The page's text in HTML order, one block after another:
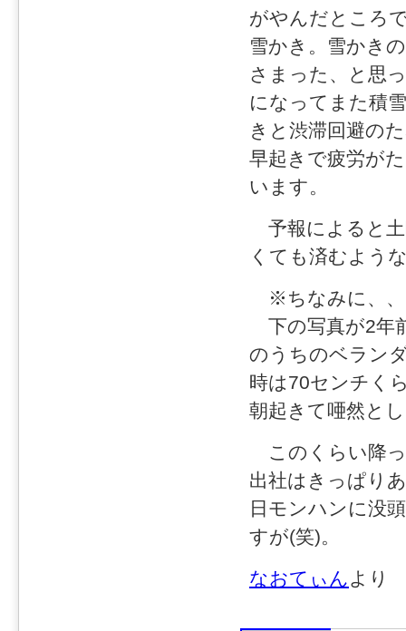
がやんだところ
雪かき。雪かき
さまった、と思
になってまた積
きと渋滞回避の
早起きで疲労が
います。
予報によると土
くても済むよう
※ちなみに、
下の写真が2年
のうちのベラン
時は70センチく
朝起きて唖然と
このくらい降
出社はきっぱり
日モンハンに没
すが(笑)。
なおてぃん より